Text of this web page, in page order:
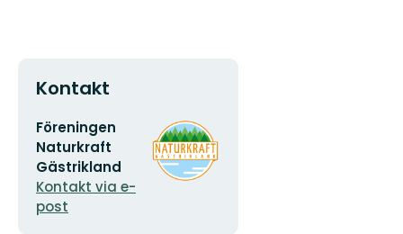
Kontakt
E-
postadress
Föreningen
Naturkraft
Gästrikland
Kontakt via e-
post
Organisationens
logotyp